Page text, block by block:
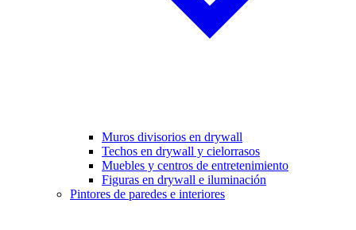
Muros divisorios en drywall
Techos en drywall y cielorrasos
Muebles y centros de entretenimiento
Figuras en drywall e iluminación
Pintores de paredes e interiores